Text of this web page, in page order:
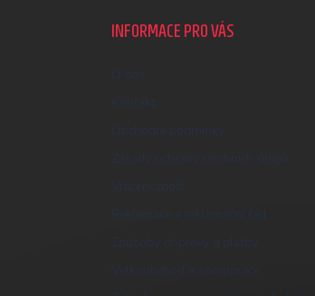
INFORMACE PRO VÁS
O nás
Kontakt
Obchodní podmínky
Zásady ochrany osobních údajů
Vrácení zboží
Reklamace a reklamační řád
Způsoby dopravy a platby
Velkoobchod a spolupráce